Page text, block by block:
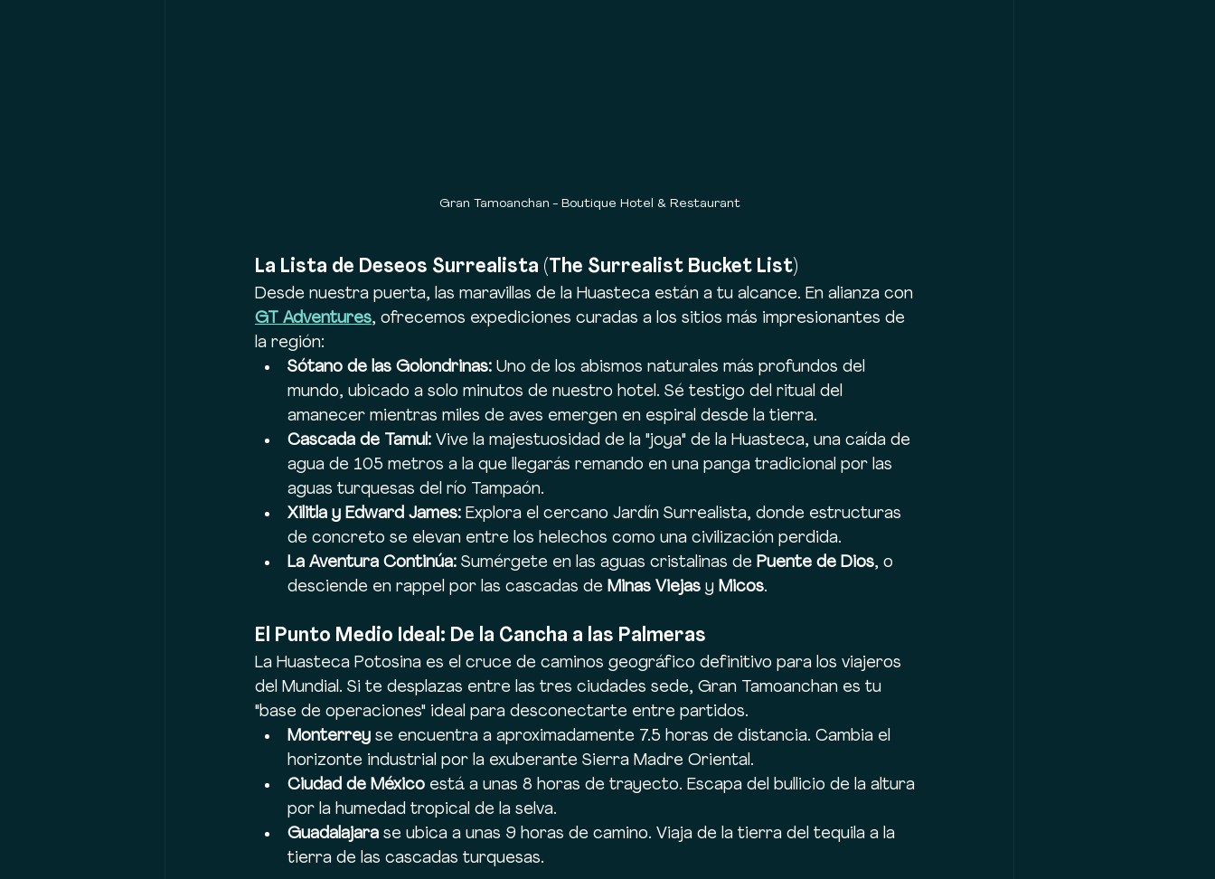
Gran Tamoanchan - Boutique Hotel & Restaurant
La Lista de Deseos Surrealista (The Surrealist Bucket List)
Desde nuestra puerta, las maravillas de la Huasteca están a tu alcance. En alianza con
GT Adventures, ofrecemos expediciones curadas a los sitios más impresionantes de
la región:
Sótano de las Golondrinas: Uno de los abismos naturales más profundos del
mundo, ubicado a solo minutos de nuestro hotel. Sé testigo del ritual del
amanecer mientras miles de aves emergen en espiral desde la tierra.
Cascada de Tamul: Vive la majestuosidad de la "joya" de la Huasteca, una caída de
agua de 105 metros a la que llegarás remando en una panga tradicional por las
aguas turquesas del río Tampaón.
Xilitla y Edward James: Explora el cercano Jardín Surrealista, donde estructuras
de concreto se elevan entre los helechos como una civilización perdida.
La Aventura Continúa: Sumérgete en las aguas cristalinas de Puente de Dios, o
desciende en rappel por las cascadas de Minas Viejas y Micos.
El Punto Medio Ideal: De la Cancha a las Palmeras
La Huasteca Potosina es el cruce de caminos geográfico definitivo para los viajeros
del Mundial. Si te desplazas entre las tres ciudades sede, Gran Tamoanchan es tu
"base de operaciones" ideal para desconectarte entre partidos.
Monterrey se encuentra a aproximadamente 7.5 horas de distancia. Cambia el
horizonte industrial por la exuberante Sierra Madre Oriental.
Ciudad de México está a unas 8 horas de trayecto. Escapa del bullicio de la altura
por la humedad tropical de la selva.
Guadalajara se ubica a unas 9 horas de camino. Viaja de la tierra del tequila a la
tierra de las cascadas turquesas.